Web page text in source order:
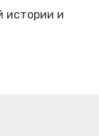
истории и